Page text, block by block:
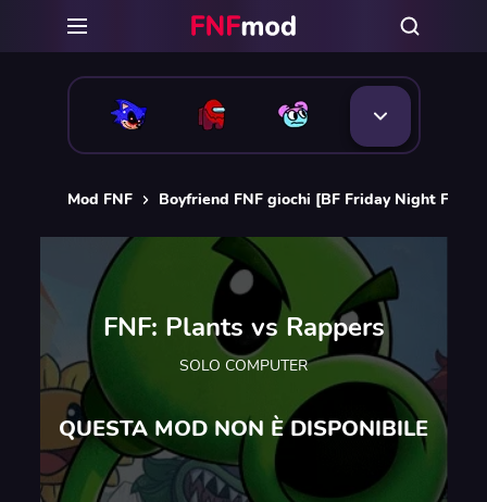
Mod FNF Boyfriend FNF giochi [BF Friday Night
FNF: Plants vs Rappers
SOLO COMPUTER
QUESTA MOD NON È DISPONIBILE